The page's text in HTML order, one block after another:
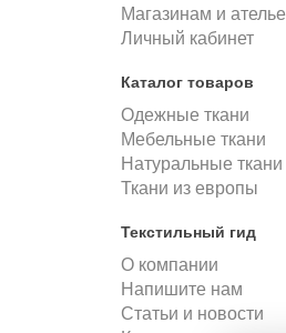
Магазинам и ателье
Личный кабинет
Каталог товаров
Одежные ткани
Мебельные ткани
Натуральные ткани
Ткани из европы
Текстильный гид
О компании
Напишите нам
Статьи и новости